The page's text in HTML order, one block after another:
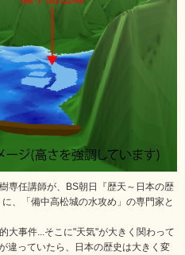
専任講師が、BS朝日『歴天～日本の歴
、「備中高松城の水攻め」の専門家と
大事件...そこに"天気"が大きく関わって
違っていたら、日本の歴史は大きく変